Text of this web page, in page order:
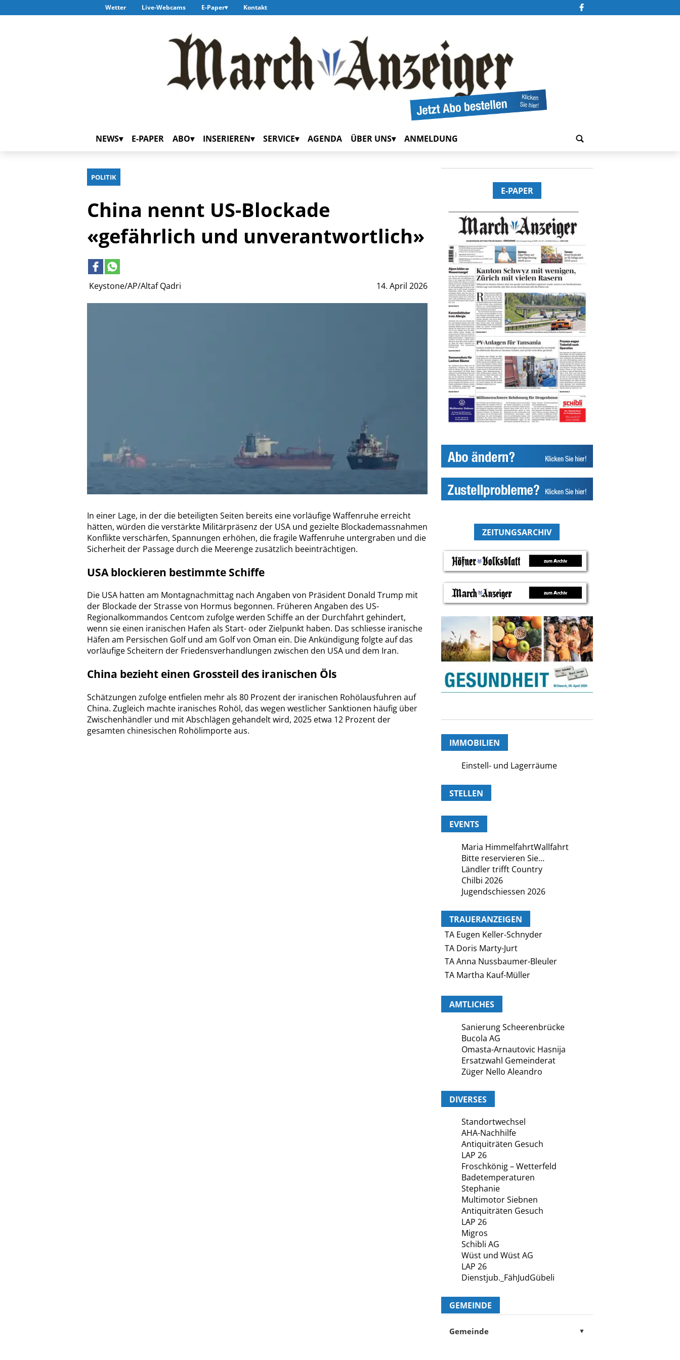
Wetter Live-Webcams E-Paper Kontakt
NEWS E-PAPER ABO INSERIEREN SERVICE AGENDA ÜBER UNS ANMELDUNG
POLITIK
Keystone/AP/Altaf Qadri 14. April 2026
China nennt US-Blockade
«gefährlich und unverantwortlich»
In einer Lage, in der die beteiligten Seiten bereits eine vorläufige Waffenruhe erreicht
hätten, würden die verstärkte Militärpräsenz der USA und gezielte Blockademassnahmen
Konflikte verschärfen, Spannungen erhöhen, die fragile Waffenruhe untergraben und die
Sicherheit der Passage durch die Meerenge zusätzlich beeinträchtigen.
USA blockieren bestimmte Schiffe
Die USA hatten am Montagnachmittag nach Angaben von Präsident Donald Trump mit
der Blockade der Strasse von Hormus begonnen. Früheren Angaben des US-
Regionalkommandos Centcom zufolge werden Schiffe an der Durchfahrt gehindert,
wenn sie einen iranischen Hafen als Start- oder Zielpunkt haben. Das schliesse iranische
Häfen am Persischen Golf und am Golf von Oman ein. Die Ankündigung folgte auf das
vorläufige Scheitern der Friedensverhandlungen zwischen den USA und dem Iran.
China bezieht einen Grossteil des iranischen Öls
Schätzungen zufolge entfielen mehr als 80 Prozent der iranischen Rohölausfuhren auf
China. Zugleich machte iranisches Rohöl, das wegen westlicher Sanktionen häufig über
Zwischenhändler und mit Abschlägen gehandelt wird, 2025 etwa 12 Prozent der
gesamten chinesischen Rohölimporte aus.
E-PAPER
ZEITUNGSARCHIV
IMMOBILIEN
Einstell- und Lagerräume
STELLEN
EVENTS
Maria HimmelfahrtWallfahrt
Bitte reservieren Sie…
Ländler trifft Country
Chilbi 2026
Jugendschiessen 2026
TRAUERANZEIGEN
TA Eugen Keller-Schnyder
TA Doris Marty-Jurt
TA Anna Nussbaumer-Bleuler
TA Martha Kauf-Müller
AMTLICHES
Sanierung Scheerenbrücke
Bucola AG
Omasta-Arnautovic Hasnija
Ersatzwahl Gemeinderat
Züger Nello Aleandro
DIVERSES
Standortwechsel
AHA-Nachhilfe
Antiquiträten Gesuch
LAP 26
Froschkönig – Wetterfeld
Badetemperaturen
Stephanie
Multimotor Siebnen
Antiquiträten Gesuch
LAP 26
Migros
Schibli AG
Wüst und Wüst AG
LAP 26
Dienstjub._FähJudGübeli
GEMEINDE
Gemeinde ▼